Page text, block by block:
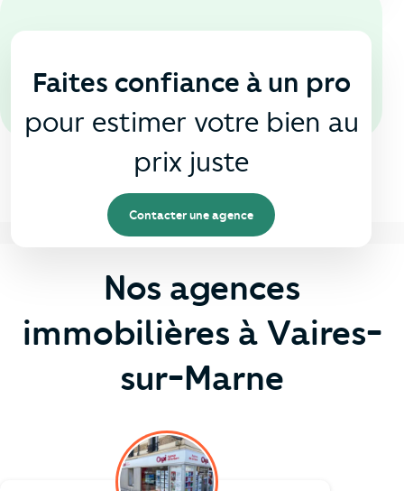
En agence
Faites confiance à un pro
pour estimer votre bien au
prix juste
Contacter une agence
Nos agences
immobilières à Vaires-
sur-Marne